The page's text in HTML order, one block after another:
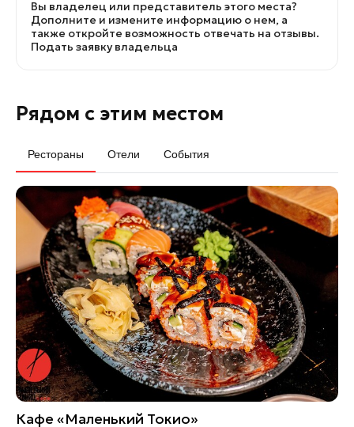
Вы владелец или представитель этого места?
Дополните и измените информацию о нем, а
также откройте возможность отвечать на отзывы.
Подать заявку владельца
Рядом с этим местом
Рестораны Отели События
Кафе «Маленький Токио»